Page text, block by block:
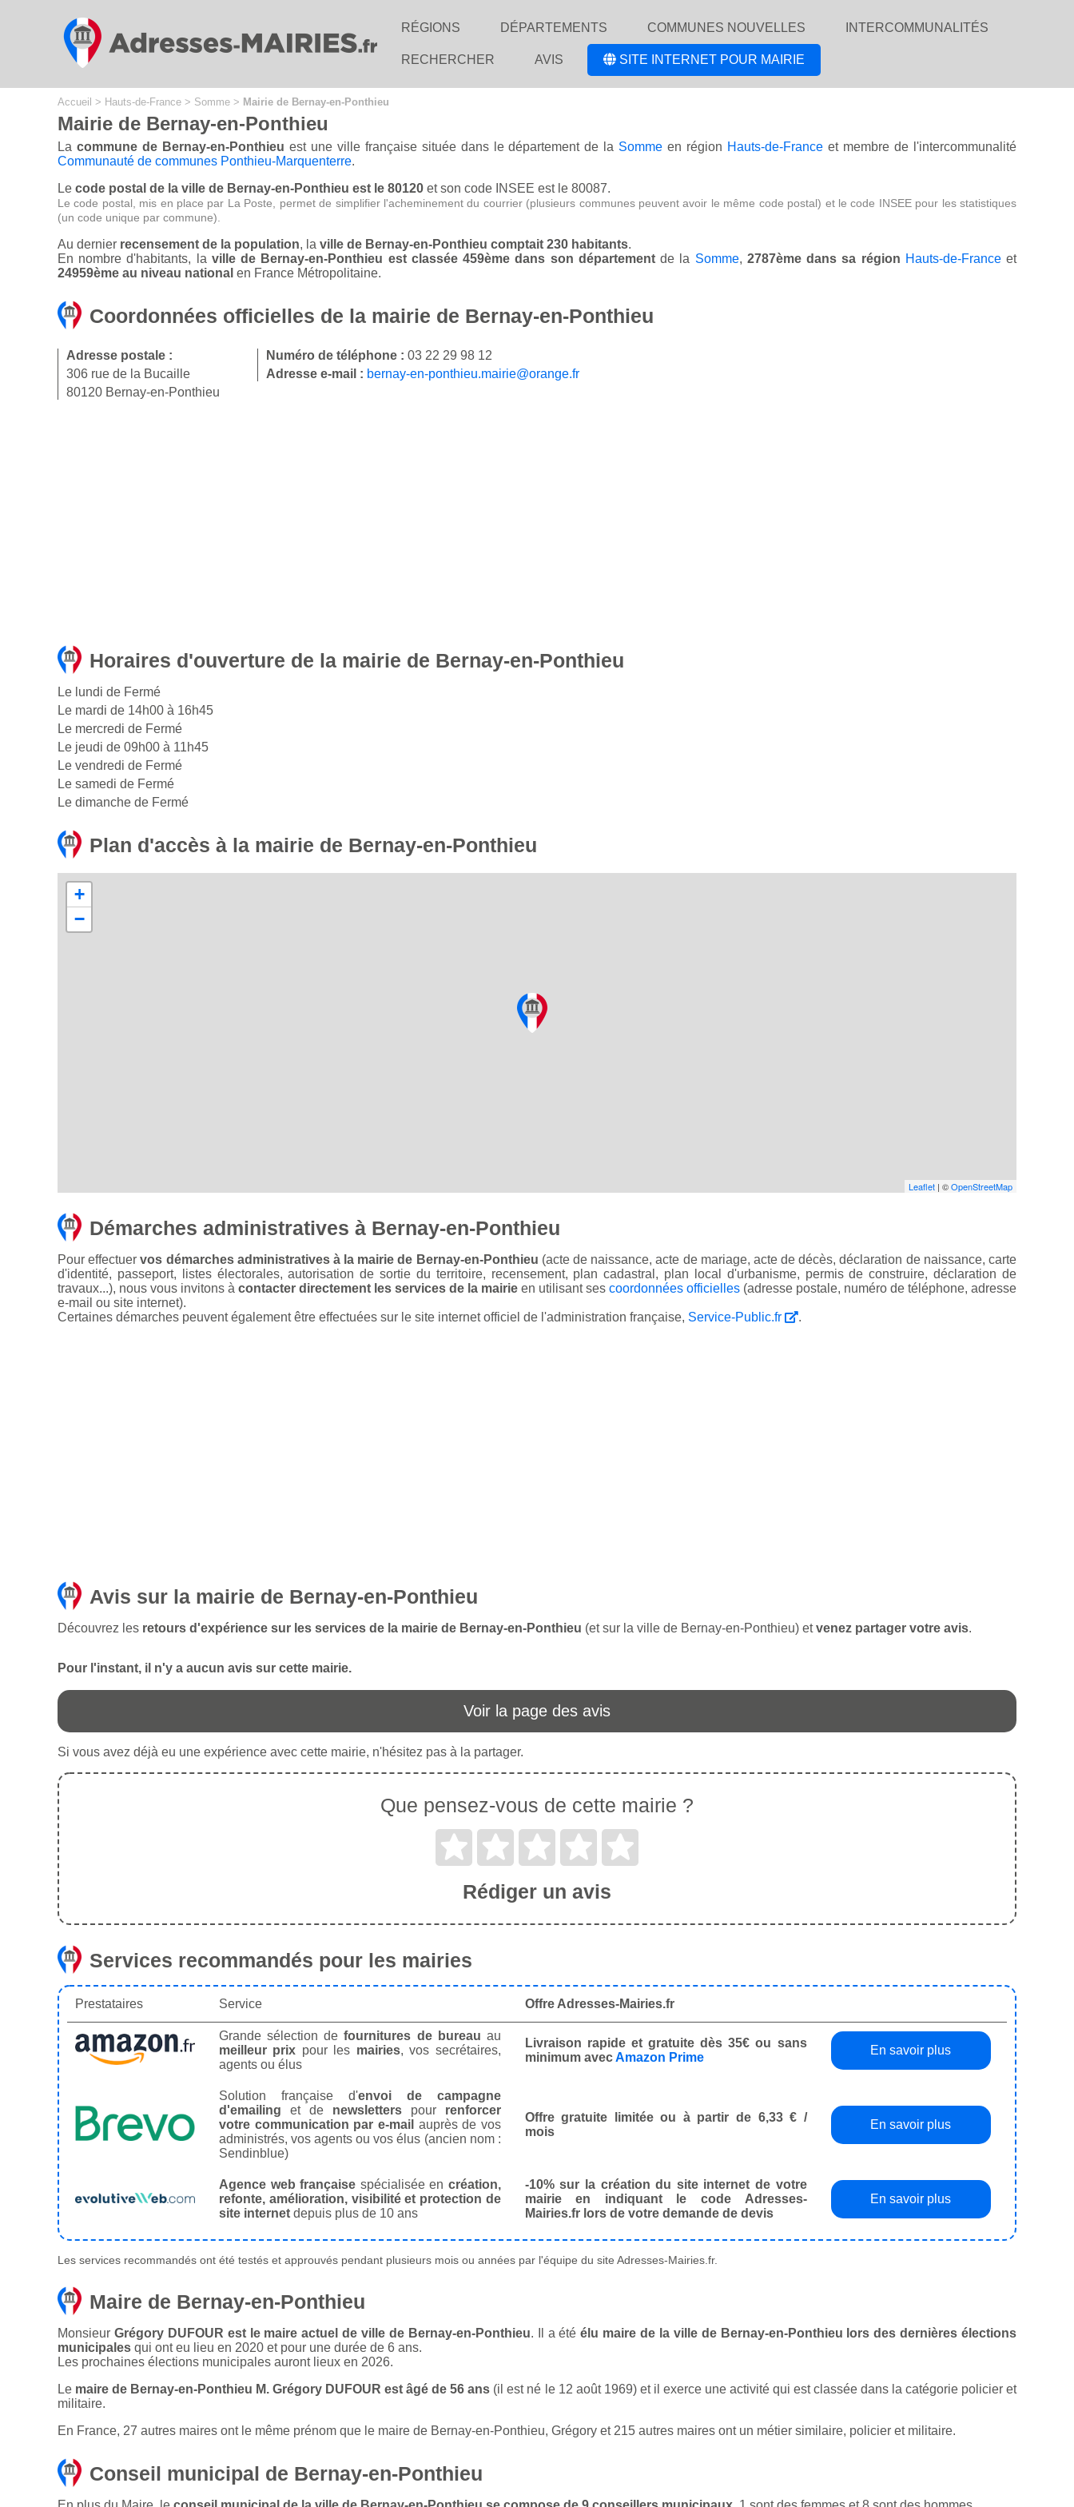
RÉGIONS DÉPARTEMENTS COMMUNES NOUVELLES INTERCOMMUNALITÉS
RECHERCHER AVIS SITE INTERNET POUR MAIRIE
Accueil > Hauts-de-France > Somme > Mairie de Bernay-en-Ponthieu
Mairie de Bernay-en-Ponthieu
La commune de Bernay-en-Ponthieu est une ville française située dans le département de la Somme en région Hauts-de-France et membre de l'intercommunalité
Communauté de communes Ponthieu-Marquenterre.
Le code postal de la ville de Bernay-en-Ponthieu est le 80120 et son code INSEE est le 80087.
Le code postal, mis en place par La Poste, permet de simplifier l'acheminement du courrier (plusieurs communes peuvent avoir le même code postal) et le code INSEE pour les statistiques
(un code unique par commune).
Au dernier recensement de la population, la ville de Bernay-en-Ponthieu comptait 230 habitants.
En nombre d'habitants, la ville de Bernay-en-Ponthieu est classée 459ème dans son départementde la Somme, 2787ème dans sa région Hauts-de-Franceet
24959ème au niveau national en France Métropolitaine.
Coordonnées officielles de la mairie de Bernay-en-Ponthieu
Adresse postale :
306 rue de la Bucaille
80120 Bernay-en-Ponthieu
Numéro de téléphone : 03 22 29 98 12
Adresse e-mail : bernay-en-ponthieu.mairie@orange.fr
Horaires d'ouverture de la mairie de Bernay-en-Ponthieu
Le lundi de Fermé
Le mardi de 14h00 à 16h45
Le mercredi de Fermé
Le jeudi de 09h00 à 11h45
Le vendredi de Fermé
Le samedi de Fermé
Le dimanche de Fermé
Plan d'accès à la mairie de Bernay-en-Ponthieu
+
−
Leaflet | ©OpenStreetMap
Démarches administratives à Bernay-en-Ponthieu
Pour effectuervos démarches administratives à la mairie de Bernay-en-Ponthieu (acte de naissance, acte de mariage, acte de décès, déclaration de naissance, carte
d'identité, passeport, listes électorales, autorisation de sortie du territoire, recensement, plan cadastral, plan local d'urbanisme, permis de construire, déclaration de
travaux...), nous vous invitons à contacter directement les services de la mairie en utilisant ses coordonnées officielles (adresse postale, numéro de téléphone, adresse
e-mail ou site internet).
Certaines démarches peuvent également être effectuées sur le site internet officiel de l'administration française, Service-Public.fr .
Avis sur la mairie de Bernay-en-Ponthieu
Découvrez les retours d'expérience sur les services de la mairie de Bernay-en-Ponthieu (et sur la ville de Bernay-en-Ponthieu) etvenez partager votre avis.
Pour l'instant, il n'y a aucun avis sur cette mairie.
Voir la page des avis
Si vous avez déjà eu une expérience avec cette mairie, n'hésitez pas à la partager.
Que pensez-vous de cette mairie ?
Rédiger un avis
Services recommandés pour les mairies
Prestataires Service Offre Adresses-Mairies.fr
Grande sélection defournitures de bureau au
meilleur prix pour les mairies, vos secrétaires,
agents ou élus
Livraison rapide et gratuite dès 35€ ou sans
minimum avecAmazon Prime
En savoir plus
Solution française d'envoi de campagne
d'emailing et de newsletterspour renforcer
votre communication par e-mail auprès de vos
administrés, vos agents ou vos élus (ancien nom :
Sendinblue)
Offre gratuite limitée ou à partir de 6,33 € /
mois
En savoir plus
Agence web française spécialisée en création,
refonte, amélioration, visibilité et protection de
site internet depuis plus de 10 ans
-10% sur la création du site internet de votre
mairie en indiquant le code Adresses-
Mairies.fr lors de votre demande de devis
En savoir plus
Les services recommandés ont été testés et approuvés pendant plusieurs mois ou années par l'équipe du site Adresses-Mairies.fr.
Maire de Bernay-en-Ponthieu
Monsieur Grégory DUFOUR est le maire actuel de ville de Bernay-en-Ponthieu. Il a étéélu maire de la ville de Bernay-en-Ponthieu lors des dernières élections
municipales qui ont eu lieu en 2020 et pour une durée de 6 ans.
Les prochaines élections municipales auront lieux en 2026.
Le maire de Bernay-en-Ponthieu M. Grégory DUFOUR est âgé de 56 ans (il est né le 12 août 1969) et il exerce une activité qui est classée dans la catégorie policier et
militaire.
En France, 27 autres maires ont le même prénom que le maire de Bernay-en-Ponthieu, Grégory et 215 autres maires ont un métier similaire, policier et militaire.
Conseil municipal de Bernay-en-Ponthieu